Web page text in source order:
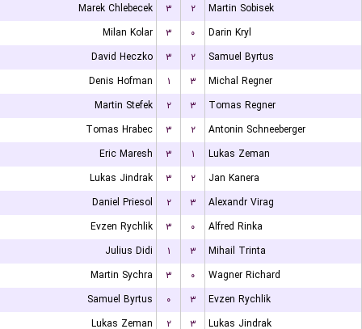
Marek Chlebecek
۳ ۲
Martin Sobisek
Milan Kolar
۳ ۰
Darin Kryl
David Heczko
۳ ۲
Samuel Byrtus
Denis Hofman
۱ ۳
Michal Regner
Martin Stefek
۲ ۳
Tomas Regner
Tomas Hrabec
۳ ۲
Antonin Schneeberger
Eric Maresh
۳ ۱
Lukas Zeman
Lukas Jindrak
۳ ۲
Jan Kanera
Daniel Priesol
۲ ۳
Alexandr Virag
Evzen Rychlik
۳ ۰
Alfred Rinka
Julius Didi
۱ ۳
Mihail Trinta
Martin Sychra
۳ ۰
Wagner Richard
Samuel Byrtus
۰ ۳
Evzen Rychlik
Lukas Zeman
۲ ۳
Lukas Jindrak